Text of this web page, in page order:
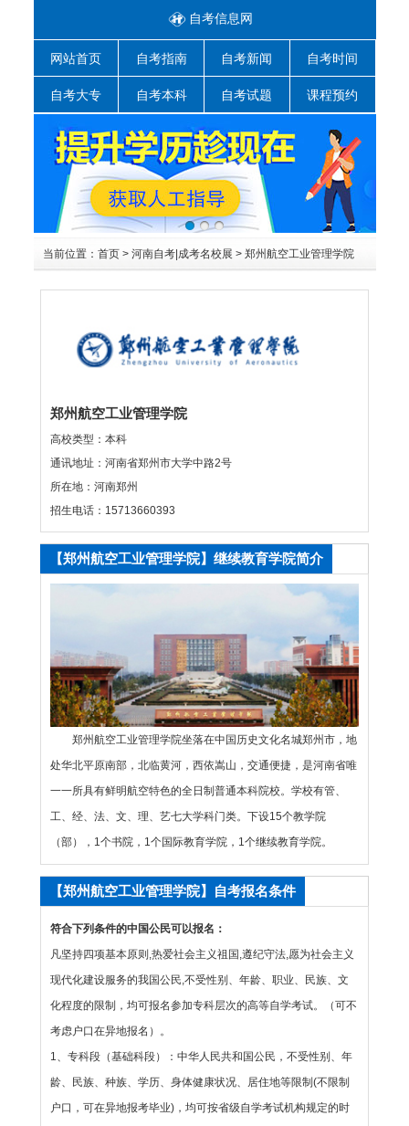
自考信息网
网站首页 自考指南 自考新闻 自考时间
自考大专 自考本科 自考试题 课程预约
当前位置： 首页> 河南自考|成考名校展 > 郑州航空工业管理学院
郑州航空工业管理学院
高校类型：本科
通讯地址：河南省郑州市大学中路2号
所在地：河南郑州
招生电话：15713660393
【郑州航空工业管理学院】继续教育学院简介
郑州航空工业管理学院坐落在中国历史文化名城郑州市，地
处华北平原南部，北临黄河，西依嵩山，交通便捷，是河南省唯
一一所具有鲜明航空特色的全日制普通本科院校。学校有管、
工、经、法、文、理、艺七大学科门类。下设15个教学院
（部），1个书院，1个国际教育学院，1个继续教育学院。
【郑州航空工业管理学院】自考报名条件
符合下列条件的中国公民可以报名：
凡坚持四项基本原则,热爱社会主义祖国,遵纪守法,愿为社会主义
现代化建设服务的我国公民,不受性别、年龄、职业、民族、文
化程度的限制，均可报名参加专科层次的高等自学考试。（可不
考虑户口在异地报名）。
1、专科段（基础科段）：中华人民共和国公民，不受性别、年
龄、民族、种族、学历、身体健康状况、居住地等限制(不限制
户口，可在异地报考毕业)，均可按省级自学考试机构规定的时